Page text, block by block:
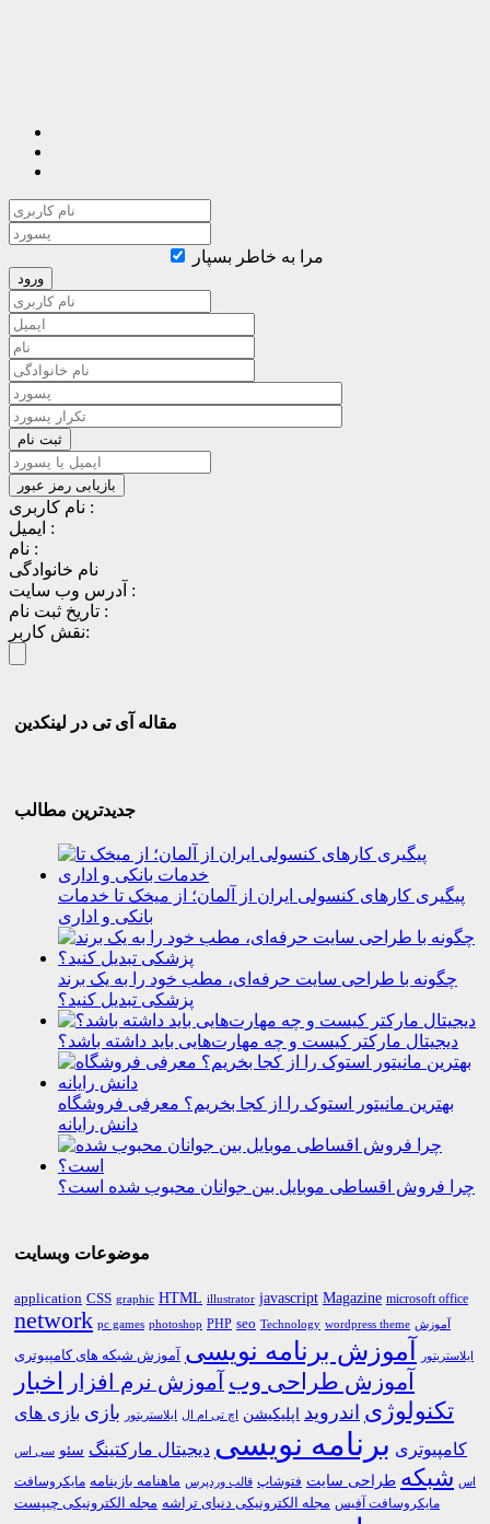
مرا به خاطر بسپار
نام کاربری :
ایمیل :
نام :
نام خانوادگی
آدرس وب سایت :
تاریخ ثبت نام :
نقش کاربر:
مقاله آی تی در لینکدین
جدیدترین مطالب
پیگیری کارهای کنسولی ایران از آلمان؛ از میخک تا خدمات
بانکی و اداری
چگونه با طراحی سایت حرفه‌ای، مطب خود را به یک برند
پزشکی تبدیل کنید؟
دیجیتال مارکتر کیست و چه مهارت‌هایی باید داشته باشد؟
بهترین مانیتور استوک را از کجا بخریم؟ معرفی فروشگاه
دانش رایانه
چرا فروش اقساطی موبایل بین جوانان محبوب شده است؟
موضوعات وبسایت
application CSS graphic HTML illustrator javascript Magazine microsoft office
network pc games photoshop PHP seo Technology wordpress theme آموزش
ایلاستریتور آموزش برنامه نویسی آموزش شبکه های کامپیوتری
آموزش طراحی وب آموزش نرم افزار اخبار
تکنولوژی اندروید اپلیکیشن اچ تی ام ال ایلاستریتور بازی بازی های
کامپیوتری برنامه نویسی دیجیتال مارکتینگ سئو سی اس
اس شبکه طراحی سایت فتوشاپ قالب وردپرس ماهنامه بازینامه مایکروسافت
مایکروسافت آفیس مجله الکترونیکی دنیای تراشه مجله الکترونیکی چیپست